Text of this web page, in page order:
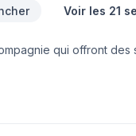
Voir les 21
qui offront